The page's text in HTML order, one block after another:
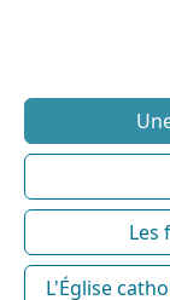
Les
L'Église